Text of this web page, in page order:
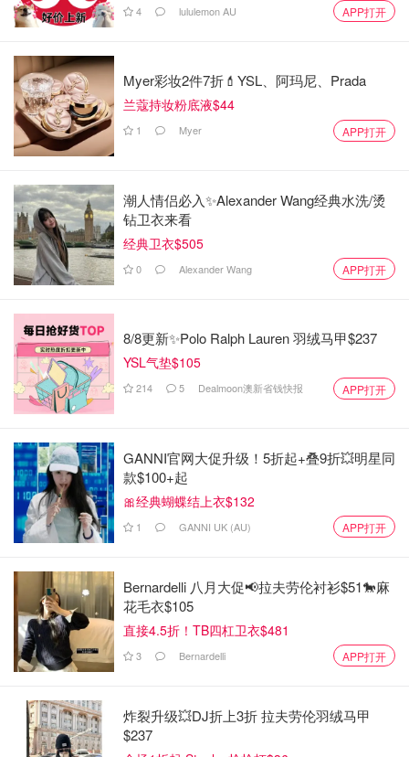
徐敏做为一个有自己事业的妻子尚且无法从家暴的风暴中轻
易挣脱，更别说无数牺牲了事业选择了家庭的妻子们妈妈们
在遇到来自丈夫的伤害时要如何是好？
分之一的女性（约7.36亿人）遭受过来自亲密伴侣的身体暴
力行为——这一数字在过去十年中基本保持未变。
图片来自于@WHO ，版权属于原作者
义重大呢？中国的人口基数如此庞大，想象一下在这7.36亿
中，中国女性会占多少？所以在国内普及反家暴法势在必
行！
《我经过风暴》是国产反家暴电影的第一步，也是普及“家
暴就是犯罪”的开始！因此这部电影对于现实的意义已经大
于电影本身了...这不是一部没有槽点的电影，也不完美，但
它会警醒来看过电影的每一个人！——家暴是犯罪，是不可
4 lululemon AU APP打开
Myer彩妆2件7折💄YSL、阿玛尼、Prada
兰蔻持妆粉底液$44
1 Myer APP打开
潮人情侣必入✨Alexander Wang经典水洗/烫
钻卫衣来看
经典卫衣$505
0 Alexander Wang APP打开
8/8更新✨Polo Ralph Lauren 羽绒马甲$237
YSL气垫$105
214 5 Dealmoon澳新省钱快报 APP打开
GANNI官网大促升级！5折起+叠9折💥明星同
款$100+起
🎀经典蝴蝶结上衣$132
1 GANNI UK (AU) APP打开
Bernardelli 八月大促📢拉夫劳伦衬衫$51🐎麻
花毛衣$105
直接4.5折！TB四杠卫衣$481
3 Bernardelli APP打开
炸裂升级💥DJ折上3折 拉夫劳伦羽绒马甲
$237